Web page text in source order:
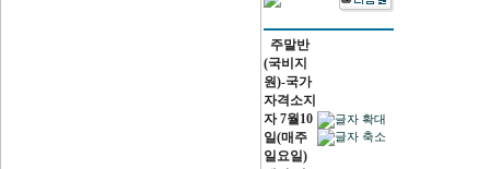
주말반
(국비지
원)-국가
자격소지
자 7월10
일(매주
일요일)